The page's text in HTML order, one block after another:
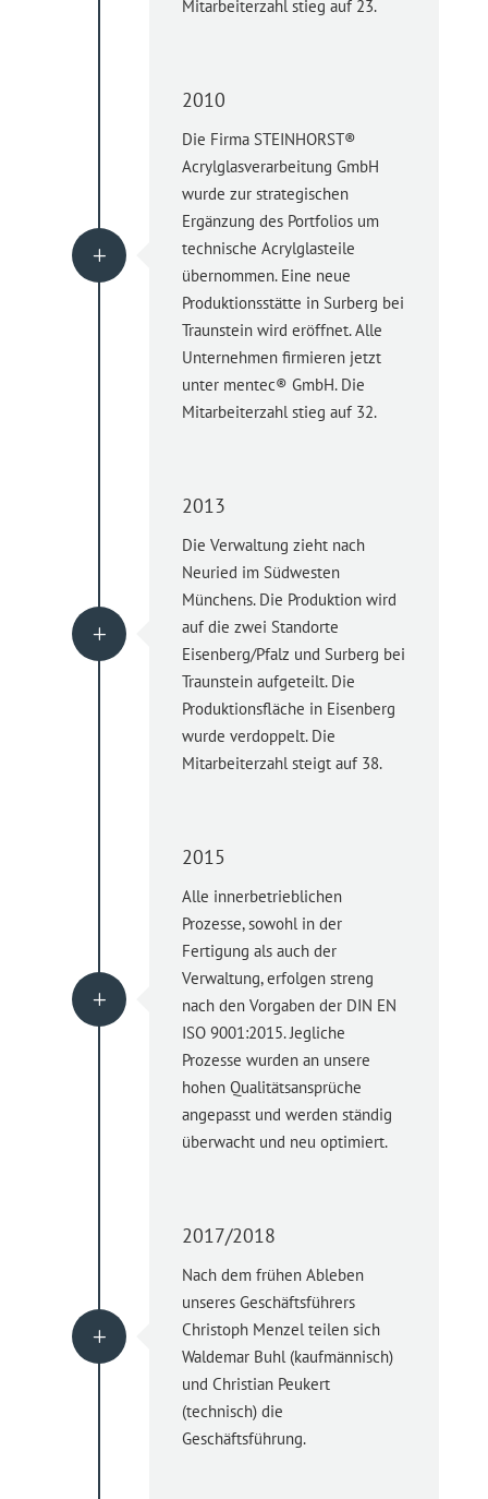
Mitarbeiterzahl stieg auf 23.
L
2010
Die Firma STEINHORST®
Acrylglasverarbeitung GmbH
wurde zur strategischen
Ergänzung des Portfolios um
technische Acrylglasteile
übernommen. Eine neue
Produktionsstätte in Surberg bei
Traunstein wird eröffnet. Alle
Unternehmen firmieren jetzt
unter mentec® GmbH. Die
Mitarbeiterzahl stieg auf 32.
L
2013
Die Verwaltung zieht nach
Neuried im Südwesten
Münchens. Die Produktion wird
auf die zwei Standorte
Eisenberg/Pfalz und Surberg bei
Traunstein aufgeteilt. Die
Produktionsfläche in Eisenberg
wurde verdoppelt. Die
Mitarbeiterzahl steigt auf 38.
L
2015
Alle innerbetrieblichen
Prozesse, sowohl in der
Fertigung als auch der
Verwaltung, erfolgen streng
nach den Vorgaben der DIN EN
ISO 9001:2015. Jegliche
Prozesse wurden an unsere
hohen Qualitätsansprüche
angepasst und werden ständig
überwacht und neu optimiert.
L
2017/2018
Nach dem frühen Ableben
unseres Geschäftsführers
Christoph Menzel teilen sich
Waldemar Buhl (kaufmännisch)
und Christian Peukert
(technisch) die
Geschäftsführung.